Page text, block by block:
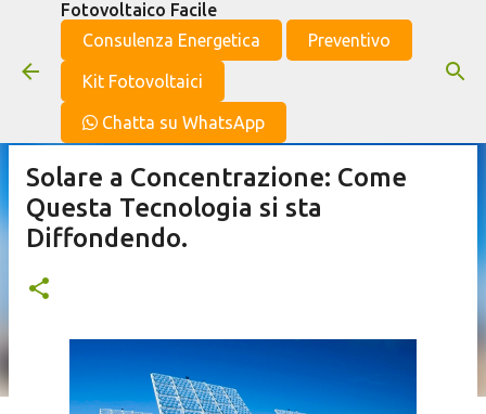
Passa ai contenuti principali
Fotovoltaico Facile
Consulenza Energetica
Preventivo
Kit Fotovoltaici
Chatta su WhatsApp
Solare a Concentrazione: Come
Questa Tecnologia si sta
Diffondendo.